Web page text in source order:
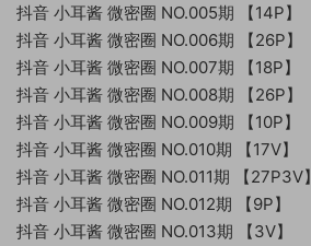
抖音 小耳酱 微密圈 NO.005期 【14P】
抖音 小耳酱 微密圈 NO.006期 【26P】
抖音 小耳酱 微密圈 NO.007期 【18P】
抖音 小耳酱 微密圈 NO.008期 【26P】
抖音 小耳酱 微密圈 NO.009期 【10P】
抖音 小耳酱 微密圈 NO.010期 【17V】
抖音 小耳酱 微密圈 NO.011期 【27P3V】
抖音 小耳酱 微密圈 NO.012期 【9P】
抖音 小耳酱 微密圈 NO.013期 【3V】